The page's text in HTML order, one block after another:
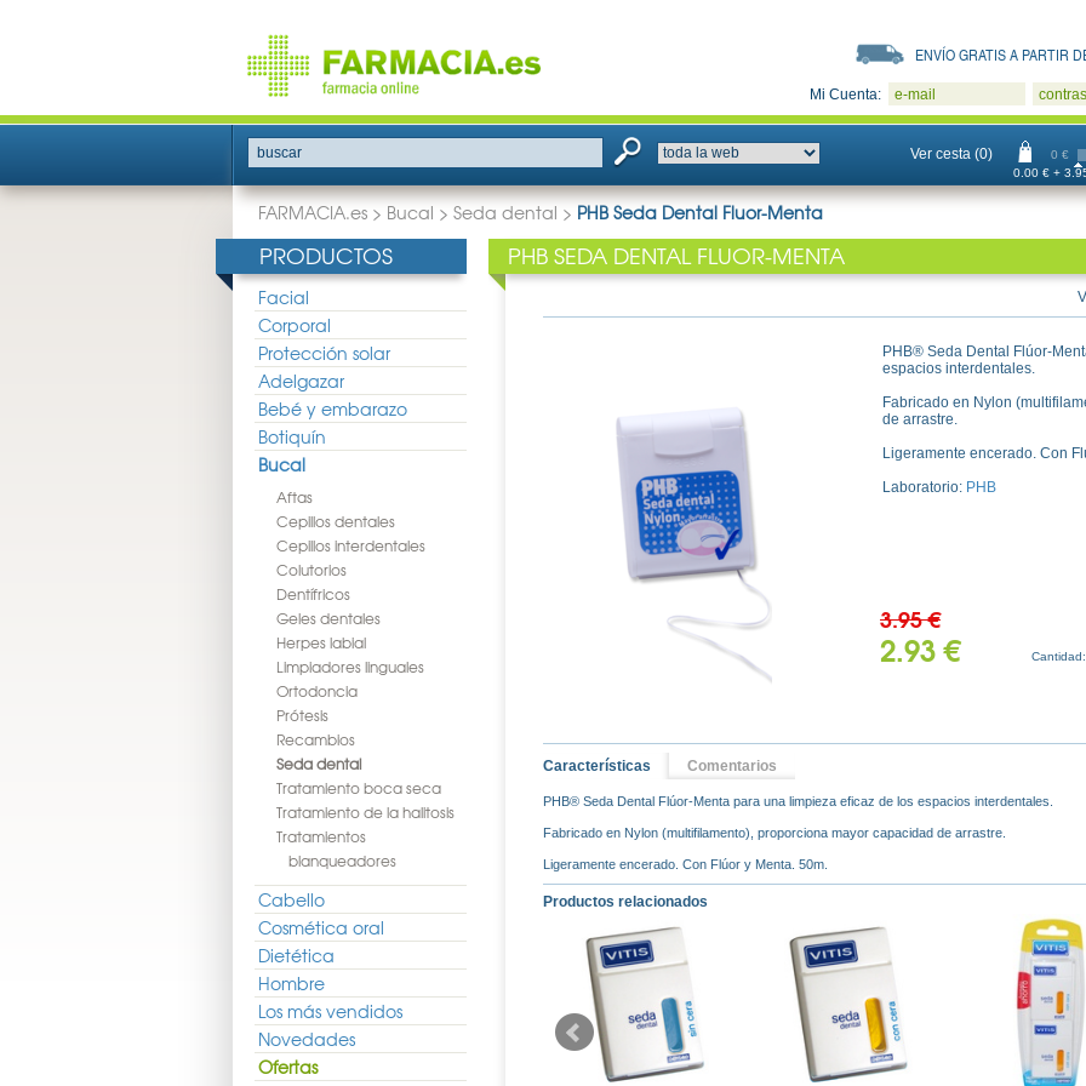
ENVÍO GRATIS A PARTIR
Mi Cuenta: e-mail
buscar Ver cesta (0)
0 €
0.00 € +
FARMACIA.es > Bucal > Seda dental > PHB Seda Dental Fluor-Menta
PRODUCTOS
Facial
Corporal
Protección solar
Adelgazar
Bebé y embarazo
Botiquín
Bucal
Aftas
Cepillos dentales
Cepillos interdentales
Colutorios
Dentífricos
Geles dentales
Herpes labial
Limpiadores linguales
Ortodoncia
Prótesis
Recambios
Seda dental
Tratamiento boca seca
Tratamiento de la halitosis
Tratamientos
blanqueadores
Cabello
Cosmética oral
Dietética
Hombre
Los más vendidos
Novedades
Ofertas
PHB SEDA DENTAL FLUOR-MENTA
PHB® Seda Dental Flúor-
espacios interdentales.
Fabricado en Nylon
de arrastre.
Ligeramente encerado. Con
Laboratorio: PHB
3.95 €
2.93 €
Características Comentarios
PHB® Seda Dental Flúor-Menta para una limpieza eficaz de los espacios interdentales.
Fabricado en Nylon (multifilamento), proporciona mayor capacidad de arrastre.
Ligeramente encerado. Con Flúor y Menta. 50m.
Productos relacionados